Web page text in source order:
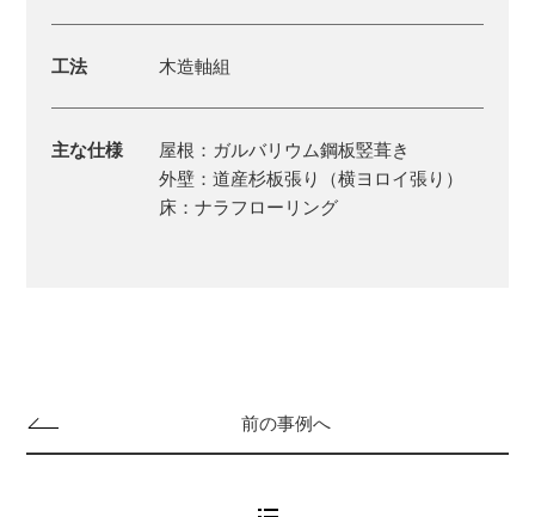
工法 木造軸組
主な仕様
屋根：ガルバリウム鋼板竪葺き
外壁：道産杉板張り（横ヨロイ張り）
床：ナラフローリング
前の事例へ